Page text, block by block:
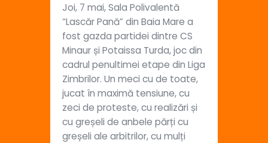
Joi, 7 mai, Sala Polivalentă
“Lascăr Pană” din Baia Mare a
fost gazda partidei dintre CS
Minaur și Potaissa Turda, joc din
cadrul penultimei etape din Liga
Zimbrilor. Un meci cu de toate,
jucat în maximă tensiune, cu
zeci de proteste, cu realizări și
cu greșeli de anbele părți cu
greșeli ale arbitrilor, cu mulți